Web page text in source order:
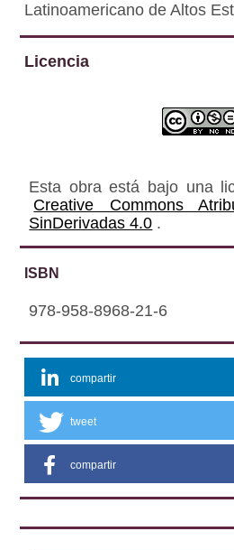
Latinoamericano de Altos
Licencia
Esta obra está bajo una
Creative Commons
SinDerivadas 4.0 .
ISBN
978-958-8968-21-6
compartir
tweet
compartir